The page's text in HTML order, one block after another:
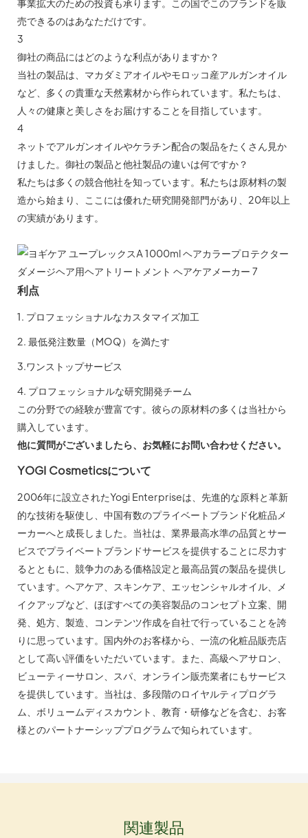
事業拡大のための投資も承ります。この国でこのブランドを販
売できるのはあなただけです。
3
御社の商品にはどのような利点がありますか？
当社の製品は、マカダミアオイルやモロッコ産アルガンオイル
など、多くの貴重な天然素材から作られています。私たちは、
人々の健康と美しさをお届けすることを目指しています。
4
ネットでアルガンオイルやケラチン配合の製品をたくさん見か
けました。御社の製品と他社製品の違いは何ですか？
私たちは多くの競合他社を知っています。私たちは原材料の製
造から始まり、ここには優れた研究開発部門があり、20年以上
の実績があります。
利点
1. プロフェッショナルなカスタマイズ加工
2. 最低発注数量（MOQ）を満たす
3.ワンストップサービス
4. プロフェッショナルな研究開発チーム
この分野での経験が豊富です。彼らの原材料の多くは当社から
購入しています。
他に質問がございましたら、お気軽にお問い合わせください。
YOGI Cosmeticsについて
2006年に設立されたYogi Enterpriseは、先進的な原料と革新
的な技術を駆使し、中国有数のプライベートブランド化粧品メ
ーカーへと成長しました。当社は、業界最高水準の品質とサー
ビスでプライベートブランドサービスを提供することに尽力す
るとともに、競争力のある価格設定と最高品質の製品を提供し
ています。ヘアケア、スキンケア、エッセンシャルオイル、メ
イクアップなど、ほぼすべての美容製品のコンセプト立案、開
発、処方、製造、コンテンツ作成を自社で行っていることを誇
りに思っています。国内外のお客様から、一流の化粧品販売店
として高い評価をいただいています。また、高級ヘアサロン、
ビューティーサロン、スパ、オンライン販売業者にもサービス
を提供しています。当社は、多段階のロイヤルティプログラ
ム、ボリュームディスカウント、教育・研修などを含む、お客
様とのパートナーシッププログラムで知られています。
関連製品